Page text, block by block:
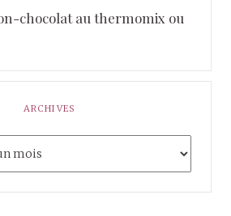
chocolat au thermomix ou
ARCHIVES